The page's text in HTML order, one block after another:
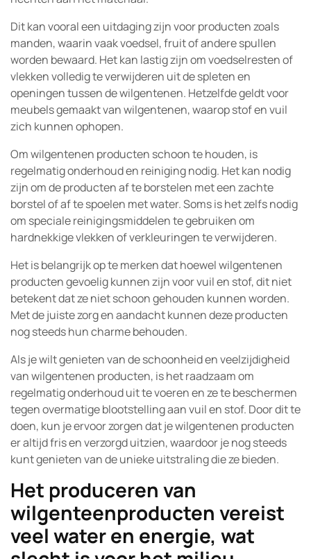
Dit kan vooral een uitdaging zijn voor producten zoals
manden, waarin vaak voedsel, fruit of andere spullen
worden bewaard. Het kan lastig zijn om voedselresten of
vlekken volledig te verwijderen uit de spleten en
openingen tussen de wilgentenen. Hetzelfde geldt voor
meubels gemaakt van wilgentenen, waarop stof en vuil
zich kunnen ophopen.
Om wilgentenen producten schoon te houden, is
regelmatig onderhoud en reiniging nodig. Het kan nodig
zijn om de producten af te borstelen met een zachte
borstel of af te spoelen met water. Soms is het zelfs nodig
om speciale reinigingsmiddelen te gebruiken om
hardnekkige vlekken of verkleuringen te verwijderen.
Het is belangrijk op te merken dat hoewel wilgentenen
producten gevoelig kunnen zijn voor vuil en stof, dit niet
betekent dat ze niet schoon gehouden kunnen worden.
Met de juiste zorg en aandacht kunnen deze producten
nog steeds hun charme behouden.
Als je wilt genieten van de schoonheid en veelzijdigheid
van wilgentenen producten, is het raadzaam om
regelmatig onderhoud uit te voeren en ze te beschermen
tegen overmatige blootstelling aan vuil en stof. Door dit te
doen, kun je ervoor zorgen dat je wilgentenen producten
er altijd fris en verzorgd uitzien, waardoor je nog steeds
kunt genieten van de unieke uitstraling die ze bieden.
Het produceren van
wilgenteenproducten vereist
veel water en energie, wat